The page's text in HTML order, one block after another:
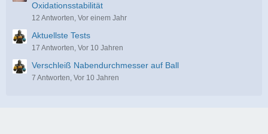
Oxidationsstabilität
12 Antworten, Vor einem Jahr
Aktuellste Tests
17 Antworten, Vor 10 Jahren
Verschleiß Nabendurchmesser auf Ball
7 Antworten, Vor 10 Jahren